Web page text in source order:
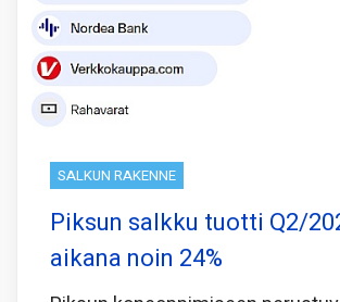
SALKUN RAKENNE
Piksun salkku tuotti Q2/
aikana noin 24%